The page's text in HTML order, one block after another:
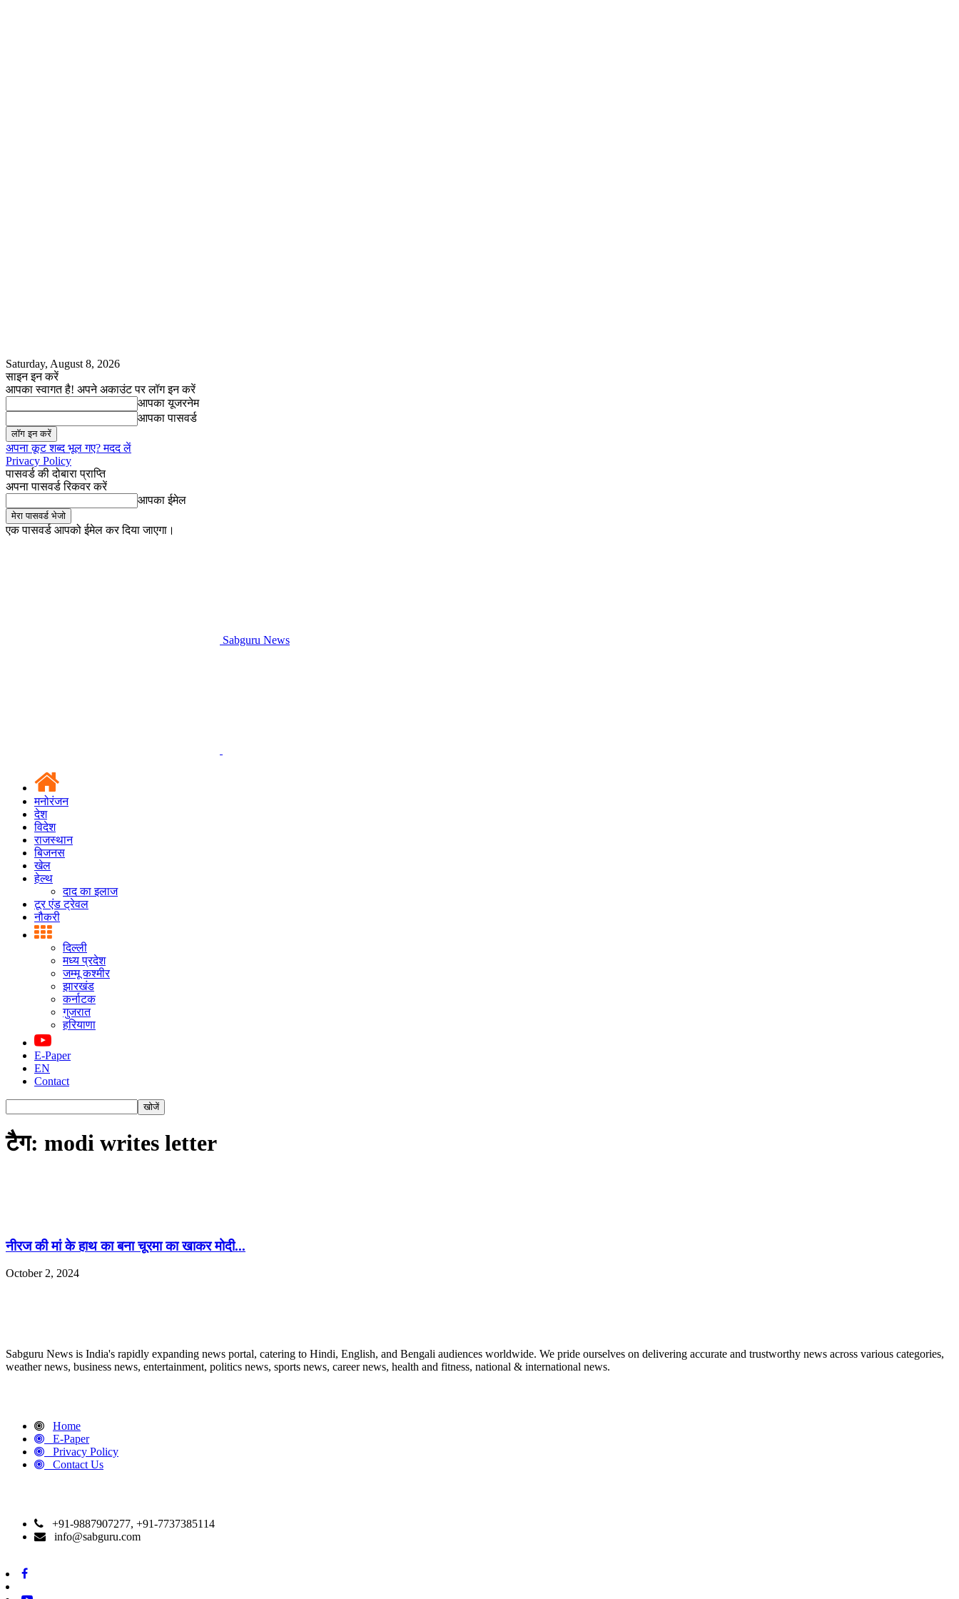
Saturday, August 8, 2026
साइन इन करें
आपका स्वागत है! अपने अकाउंट पर लॉग इन करें
आपका यूजरनेम
आपका पासवर्ड
अपना कूट शब्द भूल गए? मदद लें
Privacy Policy
पासवर्ड की दोबारा प्राप्ति
अपना पासवर्ड रिकवर करें
आपका ईमेल
एक पासवर्ड आपको ईमेल कर दिया जाएगा।
Sabguru News
मनोरंजन
देश
विदेश
राजस्थान
बिजनस
खेल
हेल्थ
दाद का इलाज
टूर एंड ट्रेवल
नौकरी
दिल्ली
मध्य प्रदेश
जम्मू कश्मीर
झारखंड
कर्नाटक
गुजरात
हरियाणा
E-Paper
EN
Contact
टैग: modi writes letter
नीरज की मां के हाथ का बना चूरमा का खाकर मोदी...
October 2, 2024
Sabguru News is India's rapidly expanding news portal, catering to Hindi, English, and Bengali audiences worldwide. We pride ourselves on delivering accurate and trustworthy news across various categories,
weather news, business news, entertainment, politics news, sports news, career news, health and fitness, national & international news.
Home
E-Paper
Privacy Policy
Contact Us
+91-9887907277, +91-7737385114
info@sabguru.com